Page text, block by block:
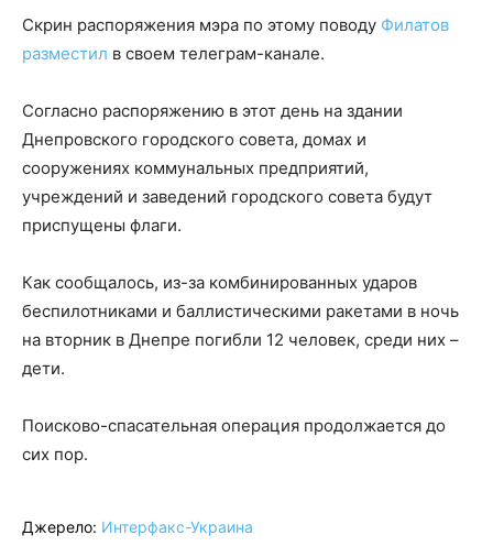
Скрин распоряжения мэра по этому поводу Филатов
разместил в своем телеграм-канале.
Согласно распоряжению в этот день на здании
Днепровского городского совета, домах и
сооружениях коммунальных предприятий,
учреждений и заведений городского совета будут
приспущены флаги.
Как сообщалось, из-за комбинированных ударов
беспилотниками и баллистическими ракетами в ночь
на вторник в Днепре погибли 12 человек, среди них –
дети.
Поисково-спасательная операция продолжается до
сих пор.
Джерело: Интерфакс-Украина